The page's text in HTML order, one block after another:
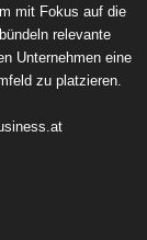
mit Fokus auf die
relevante
Unternehmen eine
zu platzieren.